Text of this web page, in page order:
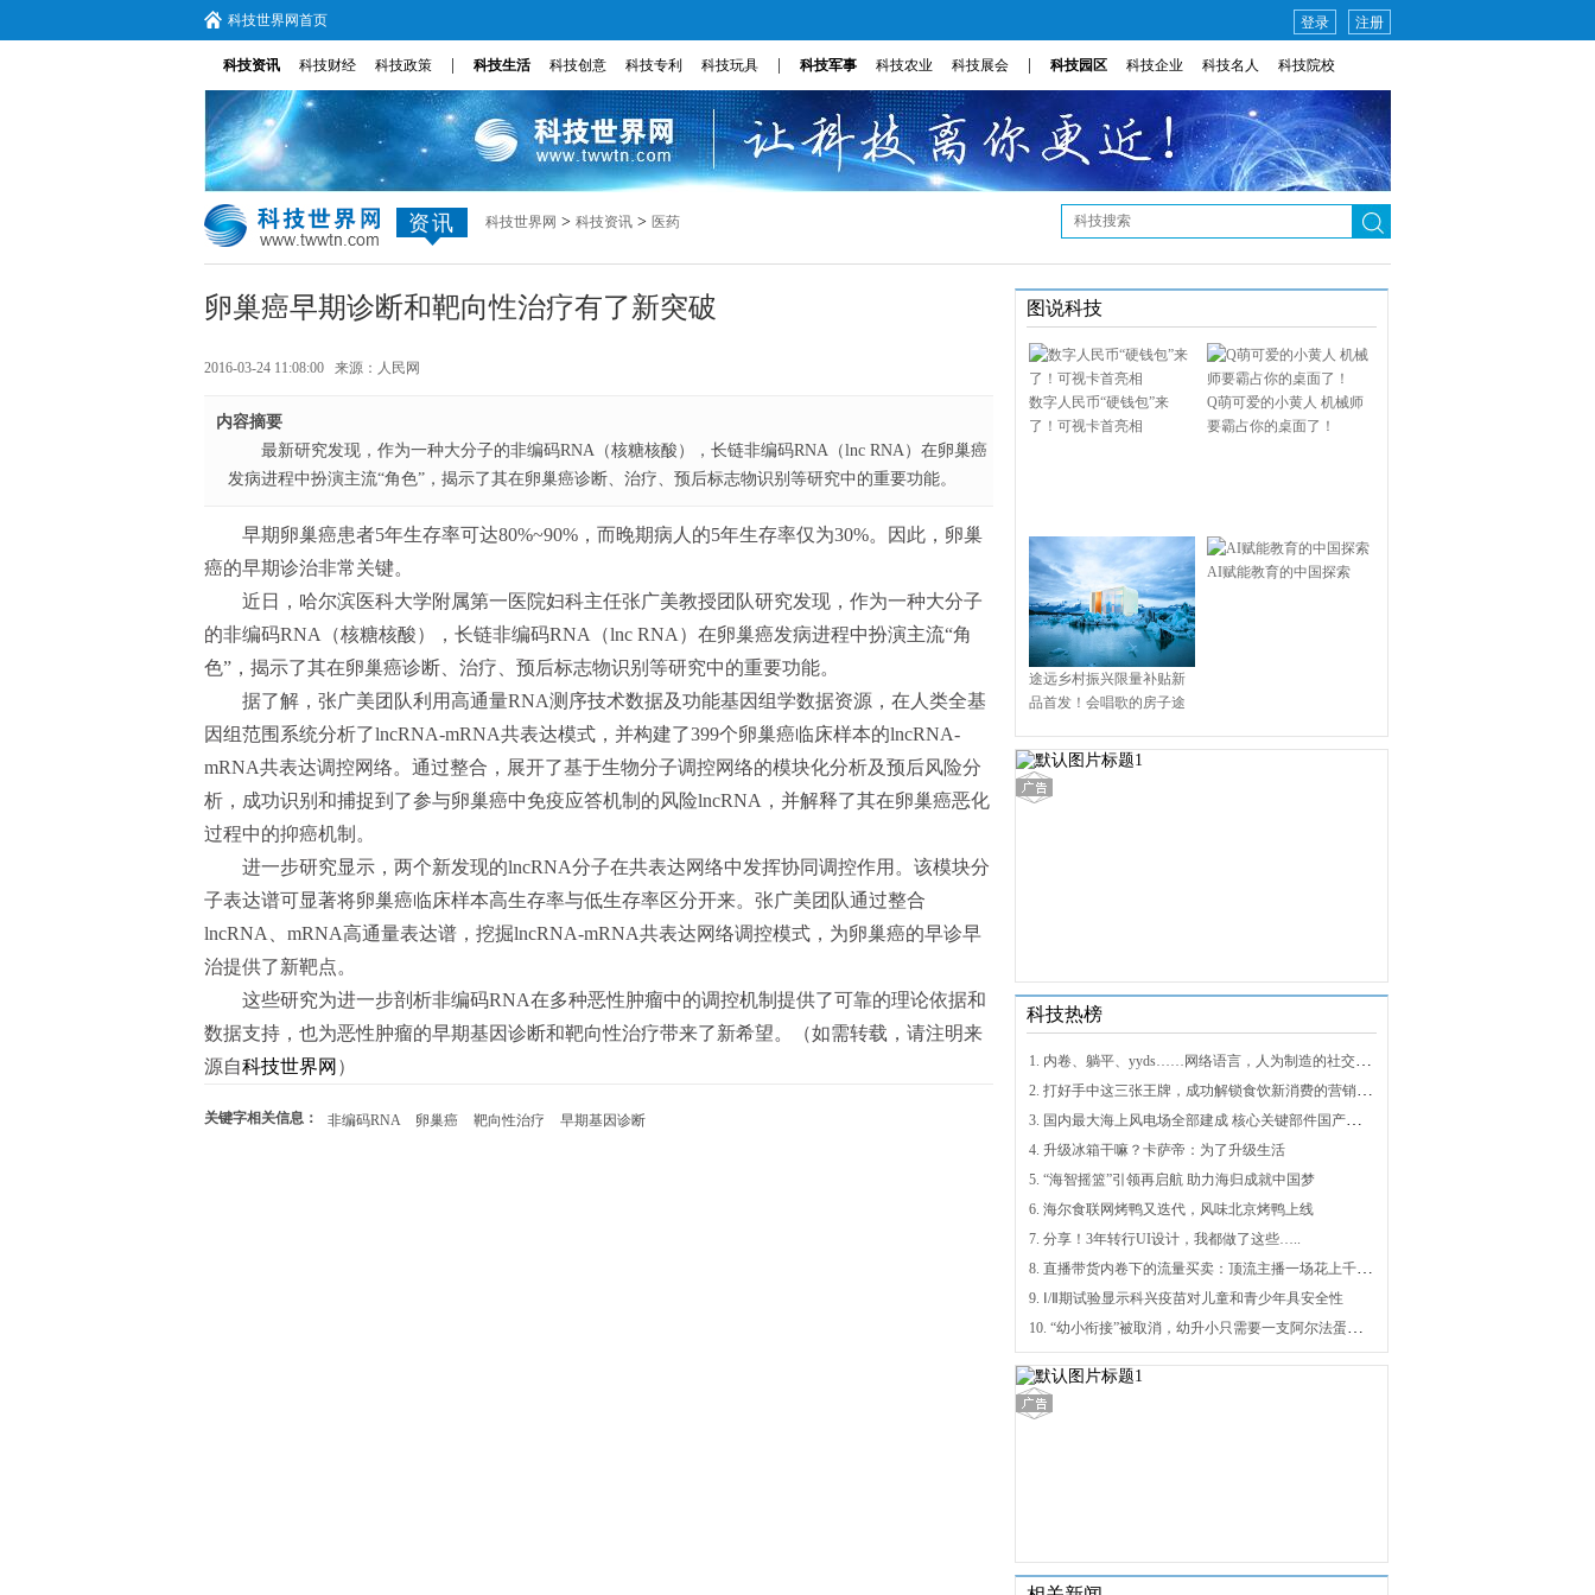
科技世界网首页 注册
登录
科技资讯 科技财经 科技政策 科技生活 科技创意 科技专利 科技玩具 科技军事 科技农业 科技展会 科技园区 科技企业 科技名人 科技院校
资讯 科技世界网 > 科技资讯 > 医药
卵巢癌早期诊断和靶向性治疗有了新突破
2016-03-24 11:08:00 来源： 人民网
内容摘要
最新研究发现，作为一种大分子的非编码RNA（核糖核酸），长链非编码RNA（lnc RNA）在卵巢癌
发病进程中扮演主流“角色”，揭示了其在卵巢癌诊断、治疗、预后标志物识别等研究中的重要功能。
早期卵巢癌患者5年生存率可达80%~90%，而晚期病人的5年生存率仅为30%。因此，卵巢
癌的早期诊治非常关键。
近日，哈尔滨医科大学附属第一医院妇科主任张广美教授团队研究发现，作为一种大分子
的非编码RNA（核糖核酸），长链非编码RNA（lnc RNA）在卵巢癌发病进程中扮演主流“角
色”，揭示了其在卵巢癌诊断、治疗、预后标志物识别等研究中的重要功能。
据了解，张广美团队利用高通量RNA测序技术数据及功能基因组学数据资源，在人类全基
因组范围系统分析了lncRNA-mRNA共表达模式，并构建了399个卵巢癌临床样本的lncRNA-
mRNA共表达调控网络。通过整合，展开了基于生物分子调控网络的模块化分析及预后风险分
析，成功识别和捕捉到了参与卵巢癌中免疫应答机制的风险lncRNA，并解释了其在卵巢癌恶化
过程中的抑癌机制。
进一步研究显示，两个新发现的lncRNA分子在共表达网络中发挥协同调控作用。该模块分
子表达谱可显著将卵巢癌临床样本高生存率与低生存率区分开来。张广美团队通过整合
lncRNA、mRNA高通量表达谱，挖掘lncRNA-mRNA共表达网络调控模式，为卵巢癌的早诊早
治提供了新靶点。
这些研究为进一步剖析非编码RNA在多种恶性肿瘤中的调控机制提供了可靠的理论依据和
数据支持，也为恶性肿瘤的早期基因诊断和靶向性治疗带来了新希望。（如需转载，请注明来
源自科技世界网 ）
关键字相关信息： 非编码RNA 卵巢癌 靶向性治疗 早期基因诊断
图说科技
数字人民币“硬钱包”来
了！可视卡首亮相
Q萌可爱的小黄人 机械师
要霸占你的桌面了！
途远乡村振兴限量补贴新
品首发！会唱歌的房子途
AI赋能教育的中国探索
科技热榜
1. 内卷、躺平、yyds……网络语言，人为制造的社交屏障？
2. 打好手中这三张王牌，成功解锁食饮新消费的营销密码
3. 国内最大海上风电场全部建成 核心关键部件国产化攻关未来可期
4. 升级冰箱干嘛？卡萨帝：为了升级生活
5. “海智摇篮”引领再启航 助力海归成就中国梦
6. 海尔食联网烤鸭又迭代，风味北京烤鸭上线
7. 分享！3年转行UI设计，我都做了这些…..
8. 直播带货内卷下的流量买卖：顶流主播一场花上千万元，红利消退焦虑暴增
9. Ⅰ/Ⅱ期试验显示科兴疫苗对儿童和青少年具安全性
10. “幼小衔接”被取消，幼升小只需要一支阿尔法蛋词典笔